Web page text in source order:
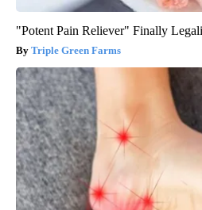
"Potent Pain Reliever" Finally
Triple Green Farms